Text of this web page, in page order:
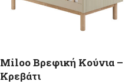
Miloo Βρεφική Κούνια –
Κρεβάτι